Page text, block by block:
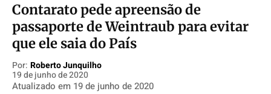
Política
Socioeconômicas
TV Século
Justiça
Política
Socioeconômicas
TV Século
Justiça
Política
Socioeconômicas
TV Século
Justiça
Política
Socioeconômicas
TV Século
Justiça
​Contarato pede apreensão de
passaporte de Weintraub para evitar
que ele saia do País
Por: Roberto Junquilho
19 de junho de 2020
Atualizado em 19 de junho de 2020